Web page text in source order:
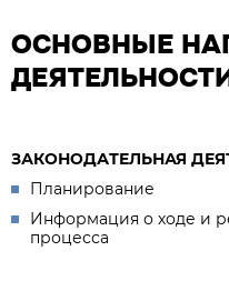
ОСНОВНЫЕ
ЗАКОНОДАТЕЛЬНАЯ
Планирование
Информация о ходе и
процесса